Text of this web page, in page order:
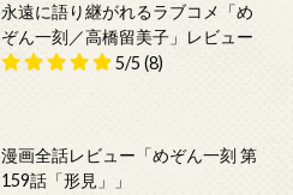
永遠に語り継がれるラブコメ「め
ぞん一刻／高橋留美子」レビュー
5/5 (8)
漫画全話レビュー「めぞん一刻 第
159話「形見」」